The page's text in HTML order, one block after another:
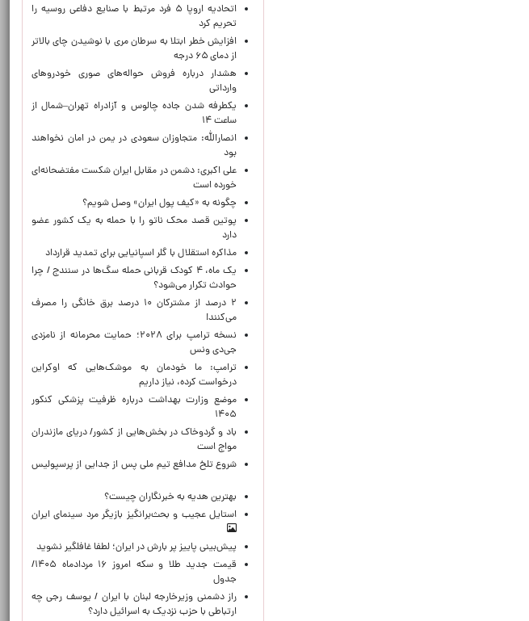
اتحادیه اروپا ۵ فرد مرتبط با صنایع دفاعی روسیه را
تحریم کرد
افزایش خطر ابتلا به سرطان مری با نوشیدن چای بالاتر
از دمای ۶۵ درجه
هشدار درباره فروش حواله‌های صوری خودروهای
وارداتی
یکطرفه شدن جاده چالوس و آزادراه تهران–شمال از
ساعت ۱۴
انصارالله: متجاوزان سعودی در یمن در امان نخواهند
بود
علی اکبری: دشمن در مقابل ایران شکست مفتضحانه‌ای
خورده است
چگونه به «کیف پول ایران» وصل شویم؟
پوتین قصد محک ناتو را با حمله به یک کشور عضو
دارد
مذاکره استقلال با گلر اسپانیایی برای تمدید قرارداد
یک ماه، ۴ کودک قربانی حمله سگ‌ها در سنندج / چرا
حوادث تکرار می‌شود؟
۲ درصد از مشترکان ۱۰ درصد برق خانگی را مصرف
می‌کنند!
نسخه ترامپ برای ۲۰۲۸؛ حمایت محرمانه از نامزدی
جی‌دی ونس
ترامپ: ما خودمان به موشک‌هایی که اوکراین
درخواست کرده، نیاز داریم
موضع وزارت بهداشت درباره ظرفیت پزشکی کنکور
۱۴۰۵
باد و گردوخاک در بخش‌هایی از کشور/ دریای مازندران
مواج است
شروع تلخ مدافع تیم ملی پس از جدایی از پرسپولیس
بهترین هدیه به خبرنگاران چیست؟
استایل عجیب و بحث‌برانگیز بازیگر مرد سینمای ایران
پیش‌بینی پاییز پر بارش در ایران؛ لطفا غافلگیر نشوید
قیمت جدید طلا و سکه امروز ۱۶ مردادماه ۱۴۰۵/
جدول
راز دشمنی وزیرخارجه لبنان با ایران / یوسف رجی چه
ارتباطی با حزب نزدیک به اسرائیل دارد؟